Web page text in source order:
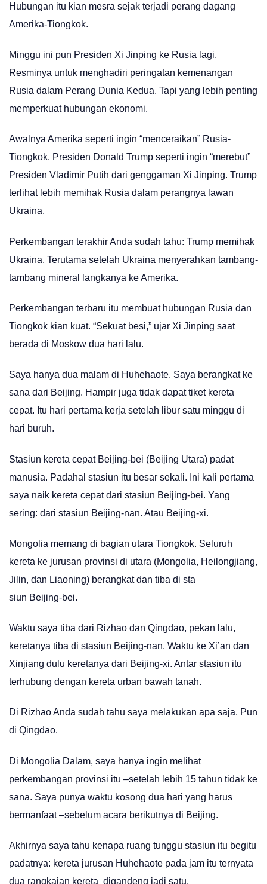
Hubungan itu kian mesra sejak terjadi perang dagang
Amerika-Tiongkok.
Minggu ini pun Presiden Xi Jinping ke Rusia lagi.
Resminya untuk menghadiri peringatan kemenangan
Rusia dalam Perang Dunia Kedua. Tapi yang lebih penting
memperkuat hubungan ekonomi.
Awalnya Amerika seperti ingin “menceraikan” Rusia-
Tiongkok. Presiden Donald Trump seperti ingin “merebut”
Presiden Vladimir Putih dari genggaman Xi Jinping. Trump
terlihat lebih memihak Rusia dalam perangnya lawan
Ukraina.
Perkembangan terakhir Anda sudah tahu: Trump memihak
Ukraina. Terutama setelah Ukraina menyerahkan tambang-
tambang mineral langkanya ke Amerika.
Perkembangan terbaru itu membuat hubungan Rusia dan
Tiongkok kian kuat. “Sekuat besi,” ujar Xi Jinping saat
berada di Moskow dua hari lalu.
Saya hanya dua malam di Huhehaote. Saya berangkat ke
sana dari Beijing. Hampir juga tidak dapat tiket kereta
cepat. Itu hari pertama kerja setelah libur satu minggu di
hari buruh.
Stasiun kereta cepat Beijing-bei (Beijing Utara) padat
manusia. Padahal stasiun itu besar sekali. Ini kali pertama
saya naik kereta cepat dari stasiun Beijing-bei. Yang
sering: dari stasiun Beijing-nan. Atau Beijing-xi.
Mongolia memang di bagian utara Tiongkok. Seluruh
kereta ke jurusan provinsi di utara (Mongolia, Heilongjiang,
Jilin, dan Liaoning) berangkat dan tiba di sta
siun Beijing-bei.
Waktu saya tiba dari Rizhao dan Qingdao, pekan lalu,
keretanya tiba di stasiun Beijing-nan. Waktu ke Xi’an dan
Xinjiang dulu keretanya dari Beijing-xi. Antar stasiun itu
terhubung dengan kereta urban bawah tanah.
Di Rizhao Anda sudah tahu saya melakukan apa saja. Pun
di Qingdao.
Di Mongolia Dalam, saya hanya ingin melihat
perkembangan provinsi itu –setelah lebih 15 tahun tidak ke
sana. Saya punya waktu kosong dua hari yang harus
bermanfaat –sebelum acara berikutnya di Beijing.
Akhirnya saya tahu kenapa ruang tunggu stasiun itu begitu
padatnya: kereta jurusan Huhehaote pada jam itu ternyata
dua rangkaian kereta digandeng jadi satu.